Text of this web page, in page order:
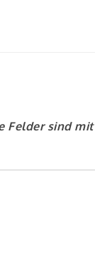
Felder sind mit